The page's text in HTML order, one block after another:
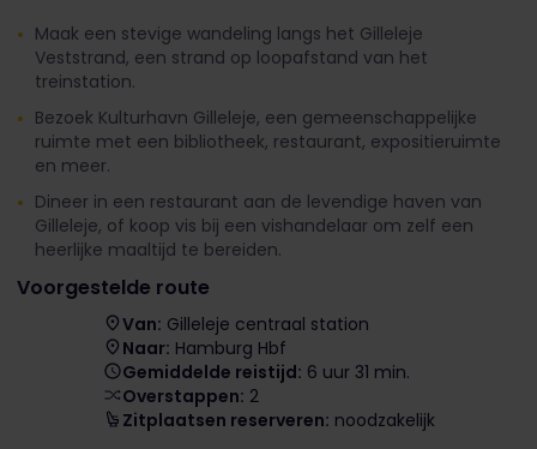
Maak een stevige wandeling langs het Gilleleje
Veststrand, een strand op loopafstand van het
treinstation.
Bezoek Kulturhavn Gilleleje, een gemeenschappelijke
ruimte met een bibliotheek, restaurant, expositieruimte
en meer.
Dineer in een restaurant aan de levendige haven van
Gilleleje, of koop vis bij een vishandelaar om zelf een
heerlijke maaltijd te bereiden.
Voorgestelde route
Van: Gilleleje centraal station
Naar: Hamburg Hbf
Gemiddelde reistijd: 6 uur 31 min.
Overstappen: 2
Zitplaatsen reserveren: noodzakelijk